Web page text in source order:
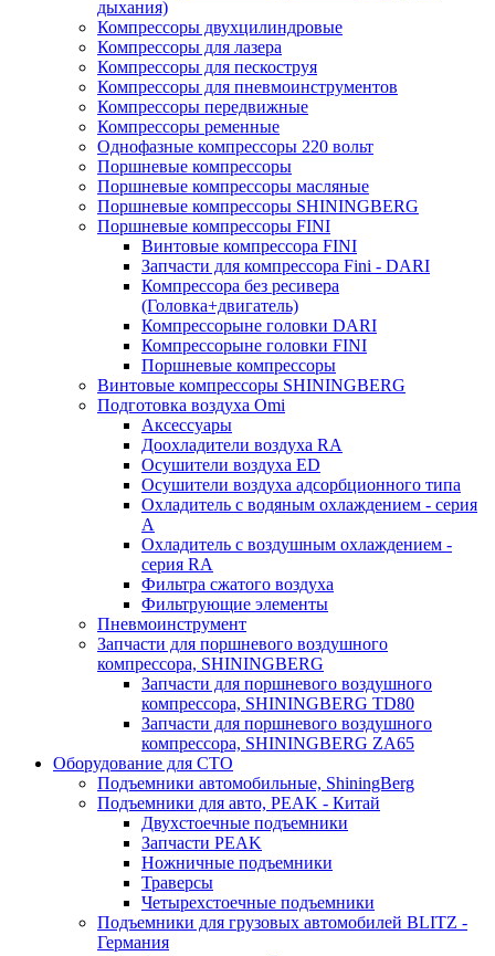
дыхания)
Компрессоры двухцилиндровые
Компрессоры для лазера
Компрессоры для пескоструя
Компрессоры для пневмоинструментов
Компрессоры передвижные
Компрессоры ременные
Однофазные компрессоры 220 вольт
Поршневые компрессоры
Поршневые компрессоры масляные
Поршневые компрессоры SHININGBERG
Поршневые компрессоры FINI
Винтовые компрессора FINI
Запчасти для компрессора Fini - DARI
Компрессора без ресивера
(Головка+двигатель)
Компрессорыне головки DARI
Компрессорыне головки FINI
Поршневые компрессоры
Винтовые компрессоры SHININGBERG
Подготовка воздуха Omi
Аксессуары
Доохладители воздуха RA
Осушители воздуха ED
Осушители воздуха адсорбционного типа
Охладитель с водяным охлаждением - серия
A
Охладитель с воздушным охлаждением -
серия RA
Фильтра сжатого воздуха
Фильтрующие элементы
Пневмоинструмент
Запчасти для поршневого воздушного
компрессора, SHININGBERG
Запчасти для поршневого воздушного
компрессора, SHININGBERG TD80
Запчасти для поршневого воздушного
компрессора, SHININGBERG ZA65
Оборудование для СТО
Подъемники автомобильные, ShiningBerg
Подъемники для авто, PEAK - Китай
Двухстоечные подъемники
Запчасти PEAK
Ножничные подъемники
Траверсы
Четырехстоечные подъемники
Подъемники для грузовых автомобилей BLITZ -
Германия